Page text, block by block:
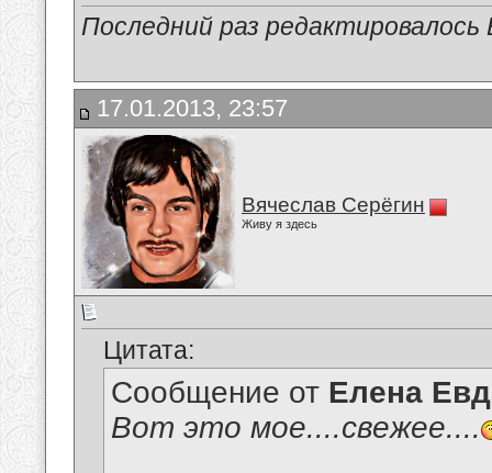
Последний раз
17.01.2013, 23:57
Вячеслав Серёгин
Живу я здесь
Цитата:
Сообщение от Елена
Вот это мое....свежее....